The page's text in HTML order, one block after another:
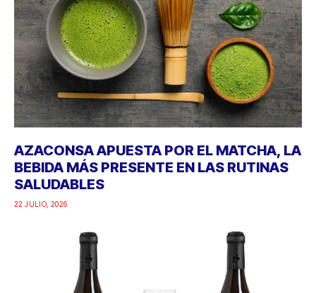
AZACONSA APUESTA POR EL MATCHA, LA
BEBIDA MÁS PRESENTE EN LAS RUTINAS
SALUDABLES
22 JULIO, 2026